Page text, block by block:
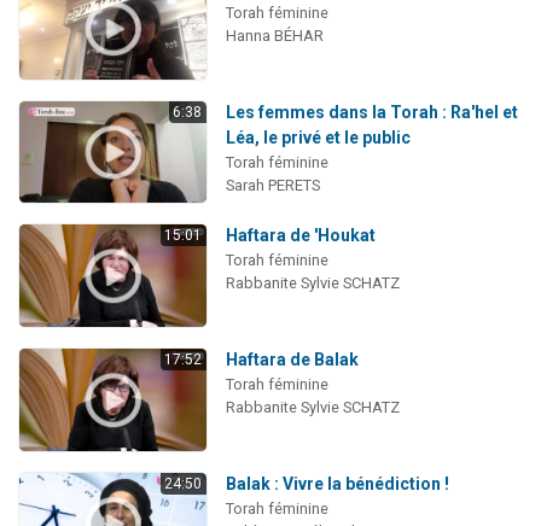
Torah féminine
Hanna BÉHAR
6:38
Les femmes dans la Torah : Ra'hel et
Léa, le privé et le public
Torah féminine
Sarah PERETS
15:01 Haftara de 'Houkat
Torah féminine
Rabbanite Sylvie SCHATZ
17:52 Haftara de Balak
Torah féminine
Rabbanite Sylvie SCHATZ
24:50 Balak : Vivre la bénédiction !
Torah féminine